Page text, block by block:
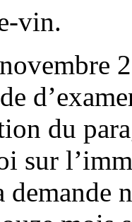
vin.
du
sur
demande